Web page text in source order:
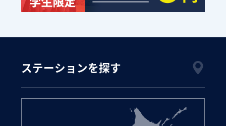
ステーションを探す